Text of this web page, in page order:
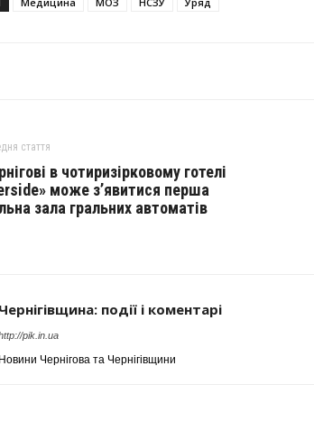
стаття
в чотиризірковому готелі
може з’явитися перша
зала гральних автоматів
Чернігівщина: події і коментарі
pik.in.ua
Новини Чернігова та Чернігівщини